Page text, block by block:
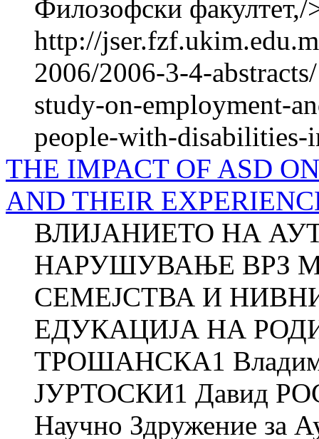
Филозофски факултет,/
http://
2006/2006-3-4-
study-on-employment-
people-with-disabilities-
THE IMPACT OF ASD
AND THEIR
ВЛИЈАНИЕТО НА
НАРУШУВАЊЕ ВРЗ
СЕМЕЈСТВА И
ЕДУКАЦИЈА НА
ТРОШАНСКА1
ЈУРТОСКИ1 Давид
Научно Здружение за